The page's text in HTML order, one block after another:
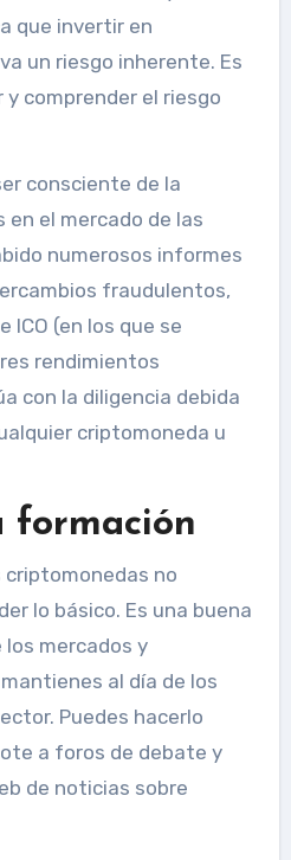
que invertir en
un riesgo inherente. Es
comprender el riesgo
consciente de la
el mercado de las
numerosos informes
fraudulentos,
ICO (en los que se
rendimientos
con la diligencia debida
criptomoneda u
formación
no
lo básico. Es una buena
mercados y
al día de los
Puedes hacerlo
a foros de debate y
de noticias sobre